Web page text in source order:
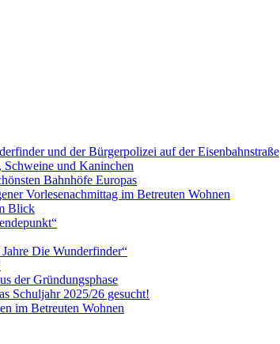
und der Bürgerpolizei auf der Eisenbahnstraße
Schweine und Kaninchen
Bahnhöfe Europas
Vorlesenachmittag im Betreuten Wohnen
Blick
Die Wunderfinder“
der Gründungsphase
Schuljahr 2025/26 gesucht!
im Betreuten Wohnen